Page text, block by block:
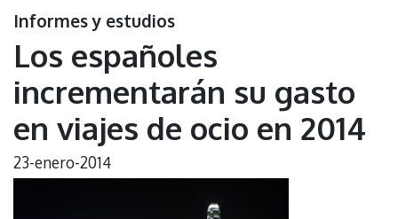
Informes y estudios
Los españoles
incrementarán su gasto
en viajes de ocio en 2014
23-enero-2014